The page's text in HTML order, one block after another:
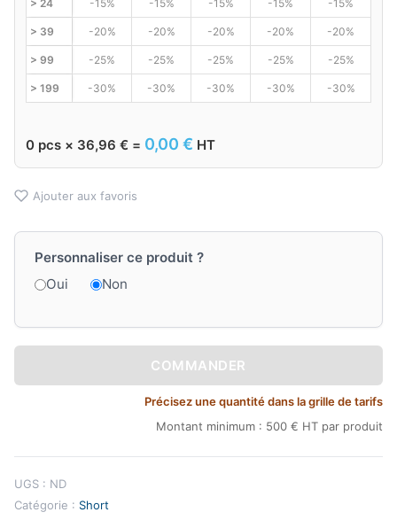
> 24 -15% -15% -15% -15% -15%
> 39 -20% -20% -20% -20% -20%
> 99 -25% -25% -25% -25% -25%
> 199 -30% -30% -30% -30% -30%
0 pcs × 36,96 € = 0,00 € HT
Ajouter aux favoris
Personnaliser ce produit ?
Oui
Non
COMMANDER
Précisez une quantité dans la grille de tarifs
Montant minimum : 500 € HT par produit
UGS : ND
Catégorie : Short